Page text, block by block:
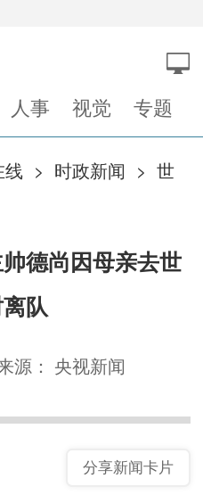
人事 视觉 专题
> 时政新闻 > 世
德尚因母亲去世
队
源： 央视新闻
分享新闻卡片